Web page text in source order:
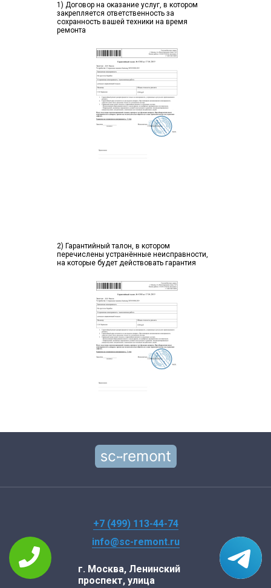
1) Договор на оказание услуг, в котором
закрепляется ответственность за
сохранность вашей техники на время
ремонта
2) Гарантийный талон, в котором
перечислены устранённые неисправности,
на которые будет действовать гарантия
+7 (499) 113-44-74
info@sc-remont.ru
г. Москва, Ленинский
проспект, улица